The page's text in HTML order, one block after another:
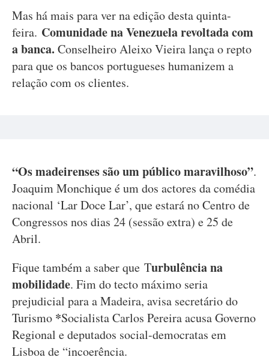
Mas há mais para ver na edição desta quinta-
feira. Comunidade na Venezuela revoltada com
a banca. Conselheiro Aleixo Vieira lança o repto
para que os bancos portugueses humanizem a
relação com os clientes.
“Os madeirenses são um público maravilhoso”.
Joaquim Monchique é um dos actores da comédia
nacional ‘Lar Doce Lar’, que estará no Centro de
Congressos nos dias 24 (sessão extra) e 25 de
Abril.
Fique também a saber que Turbulência na
mobilidade. Fim do tecto máximo seria
prejudicial para a Madeira, avisa secretário do
Turismo *Socialista Carlos Pereira acusa Governo
Regional e deputados social-democratas em
Lisboa de “incoerência.